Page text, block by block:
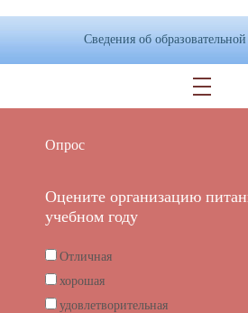
Сведения об
Опрос
Оцените организацию
учебном году
Отличная
хорошая
удовлетворительная